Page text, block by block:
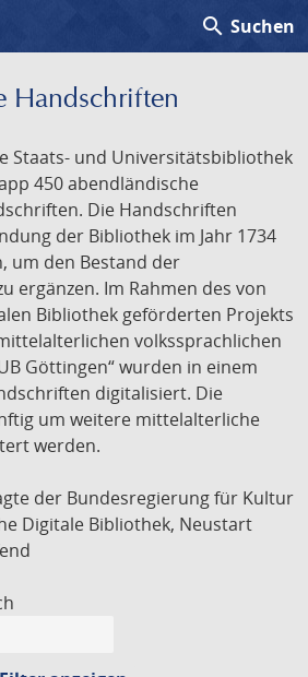
search Suchen
Handschriften
Staats- und Universitätsbibliothek
450 abendländische
Die Handschriften
der Bibliothek im Jahr 1734
um den Bestand der
ergänzen. Im Rahmen des von
Bibliothek geförderten Projekts
volkssprachlichen
Göttingen“ wurden in einem
digitalisiert. Die
um weitere mittelalterliche
werden.
der Bundesregierung für Kultur
Digitale Bibliothek, Neustart